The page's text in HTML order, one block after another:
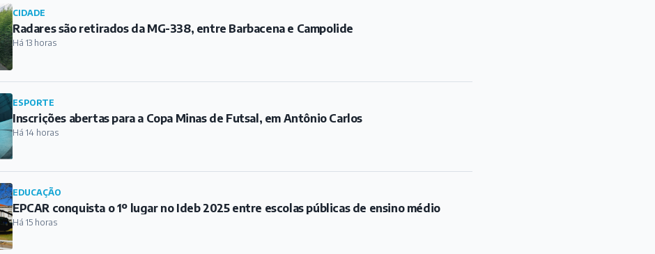
Há 15 horas
km/h
Há 16 horas